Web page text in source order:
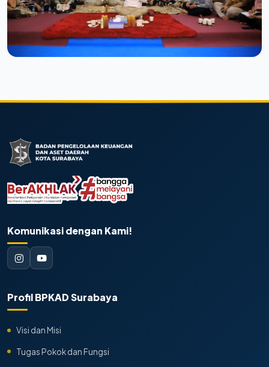
Komunikasi dengan Kami!
Profil BPKAD Surabaya
Visi dan Misi
Tugas Pokok dan Fungsi